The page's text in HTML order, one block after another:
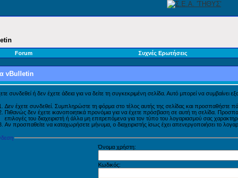
Forum Συχνές Ερωτήσεις
vBulletin
συνδεθεί ή δεν έχετε άδεια για να δείτε τη συγκεκριμένη σελίδα. Αυτό μπορεί να συμβαίνει
Δεν έχετε συνδεθεί. Συμπληρώστε τη φόρμα στο τέλος αυτής της σελίδας και προσπαθήστε
Πιθανώς δεν έχετε ικανοποιητικά προνόμια για να έχετε πρόσβαση σε αυτή τη σελίδα.
επιλογές του διαχειριστή ή άλλα μη επιτρεπόμενα για τον τύπο του λογαριασμού σας
Αν προσπαθείτε να καταχωρήσετε μήνυμα, ο διαχειριστής ίσως έχει απενεργοποιήσει το
Όνομα χρήστη:
Κωδικός: